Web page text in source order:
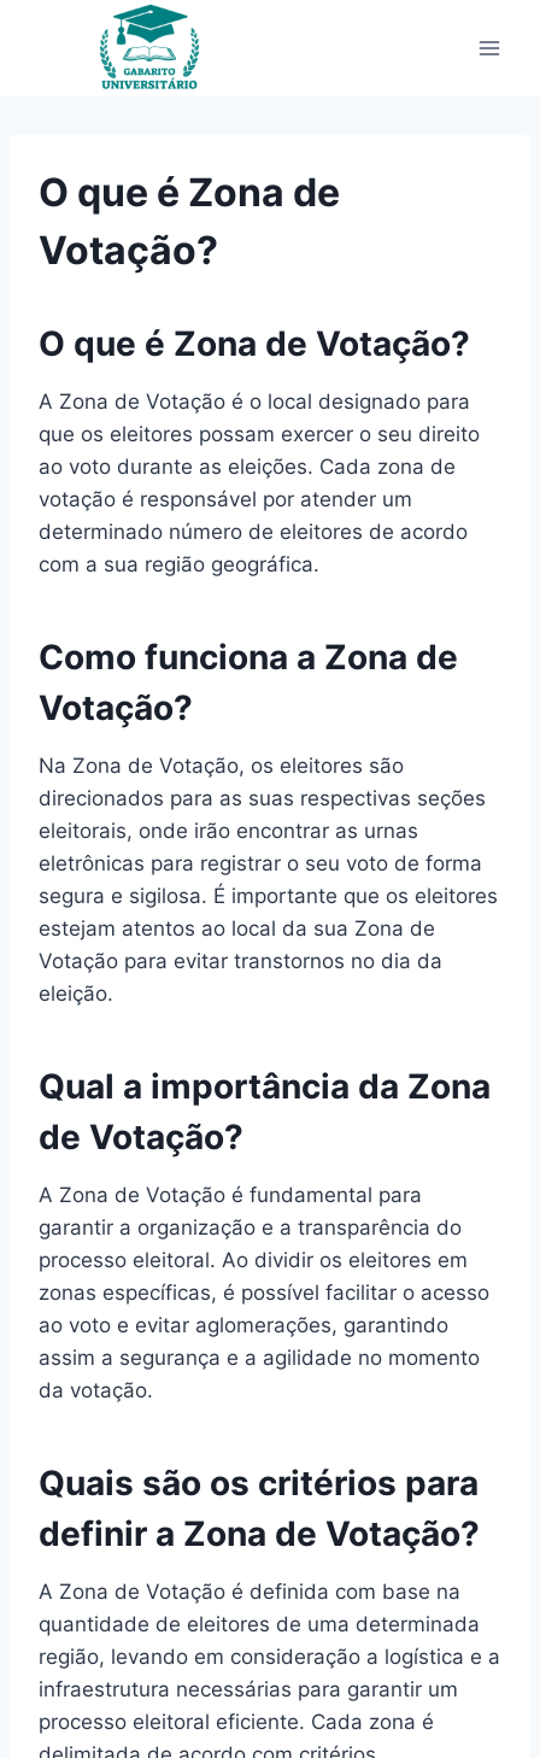
O que é Zona de
Votação?
O que é Zona de Votação?
A Zona de Votação é o local designado para
que os eleitores possam exercer o seu direito
ao voto durante as eleições. Cada zona de
votação é responsável por atender um
determinado número de eleitores de acordo
com a sua região geográfica.
Como funciona a Zona de
Votação?
Na Zona de Votação, os eleitores são
direcionados para as suas respectivas seções
eleitorais, onde irão encontrar as urnas
eletrônicas para registrar o seu voto de forma
segura e sigilosa. É importante que os eleitores
estejam atentos ao local da sua Zona de
Votação para evitar transtornos no dia da
eleição.
Qual a importância da Zona
de Votação?
A Zona de Votação é fundamental para
garantir a organização e a transparência do
processo eleitoral. Ao dividir os eleitores em
zonas específicas, é possível facilitar o acesso
ao voto e evitar aglomerações, garantindo
assim a segurança e a agilidade no momento
da votação.
Quais são os critérios para
definir a Zona de Votação?
A Zona de Votação é definida com base na
quantidade de eleitores de uma determinada
região, levando em consideração a logística e a
infraestrutura necessárias para garantir um
processo eleitoral eficiente. Cada zona é